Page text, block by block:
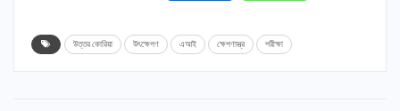
উত্তর কোরিয়া উৎক্ষেপণ এআই ক্ষেপণাস্ত্র পরীক্ষা